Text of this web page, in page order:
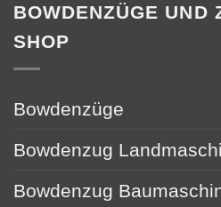
BOWDENZÜGE UND
SHOP
Bowdenzüge
Bowdenzug
Bowdenzug